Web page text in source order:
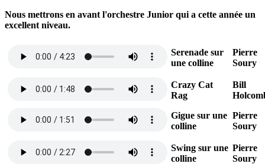
Nous mettrons en avant l'orchestre Junior qui a cette année un
excellent niveau.
Serenade sur
une colline
Pierre
Soury
Crazy Cat
Rag
Bill
Gigue sur une
colline
Pierre
Soury
Swing sur une
colline
Pierre
Soury